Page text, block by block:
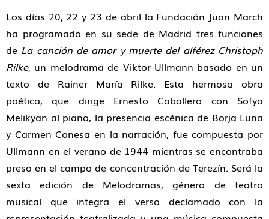
Los días 20, 22 y 23 de abril la Fundación Juan March
ha programado en su sede de Madrid tres funciones
de La canción de amor y muerte del alférez Christoph
Rilke, un melodrama de Viktor Ullmann basado en un
texto de Rainer María Rilke. Esta hermosa obra
poética, que dirige Ernesto Caballero con Sofya
Melikyan al piano, la presencia escénica de Borja Luna
y Carmen Conesa en la narración, fue compuesta por
Ullmann en el verano de 1944 mientras se encontraba
preso en el campo de concentración de Terezín. Será la
sexta edición de Melodramas, género de teatro
musical que integra el verso declamado con la